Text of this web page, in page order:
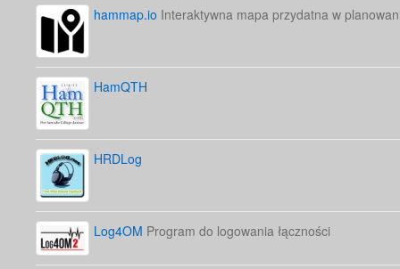
hammap.io Interaktywna mapa przydatna w
HamQTH
HRDLog
Log4OM Program do logowania łączności